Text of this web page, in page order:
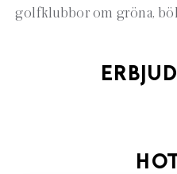
golfklubbor om gröna,